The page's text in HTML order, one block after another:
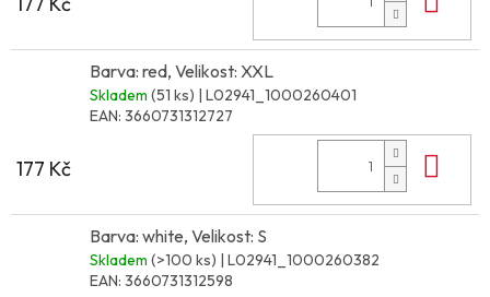
Barva: red, Velikost: XXL
Skladem (51 ks) | L02941_1000260401
EAN: 3660731312727
177 Kč
Barva: white, Velikost: S
Skladem (>100 ks) | L02941_1000260382
EAN: 3660731312598